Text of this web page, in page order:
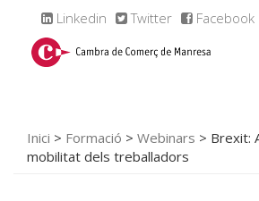
Linkedin Twitter Facebook
Inici > Formació > Webinars > Brexit:
mobilitat dels treballadors